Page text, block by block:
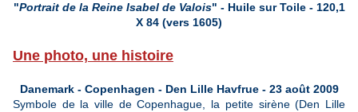
"Portrait de la Reine Isabel de Valois" - Huile sur Toile - 120,1
X 84 (vers 1605)
Une photo, une histoire
Danemark - Copenhagen - Den Lille Havfrue- 23 août 2009
Symbole de la ville de Copenhague, la petite sirène (Den Lille